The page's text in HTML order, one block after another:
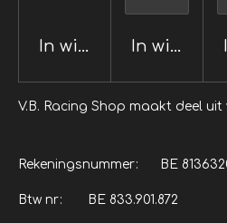
In winkelwagen
In
V.B. Racing Shop maakt deel
Rekeningsnummer: BE
Btw nr: BE 833.901.872